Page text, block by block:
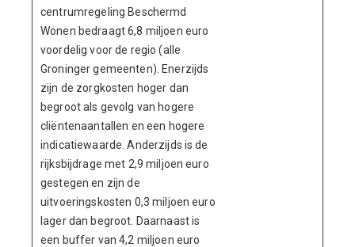
centrumregeling Beschermd
Wonen bedraagt 6,8 miljoen euro
voordelig voor de regio (alle
Groninger gemeenten). Enerzijds
zijn de zorgkosten hoger dan
begroot als gevolg van hogere
cliëntenaantallen en een hogere
indicatiewaarde. Anderzijds is de
rijksbijdrage met 2,9 miljoen euro
gestegen en zijn de
uitvoeringskosten 0,3 miljoen euro
lager dan begroot. Daarnaast is
een buffer van 4,2 miljoen euro